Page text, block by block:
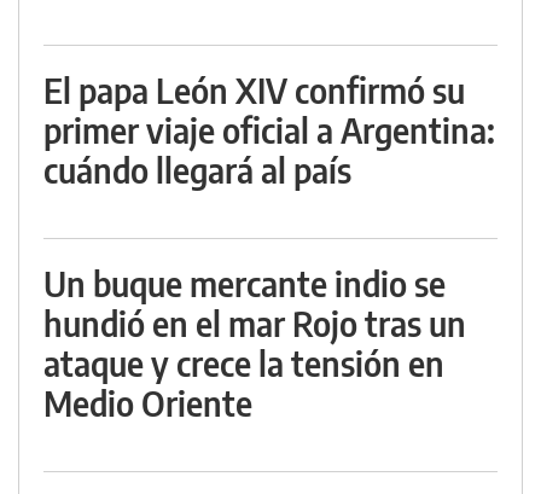
El papa León XIV confirmó su
primer viaje oficial a Argentina:
cuándo llegará al país
Un buque mercante indio se
hundió en el mar Rojo tras un
ataque y crece la tensión en
Medio Oriente